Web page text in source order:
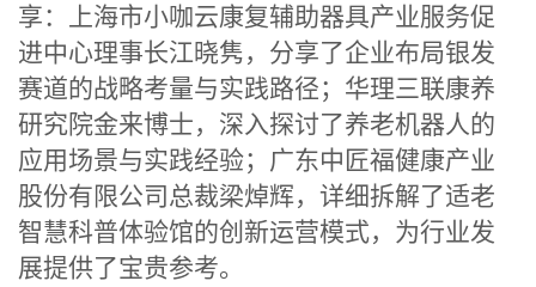
享：上海市小咖云康复辅助器具产业服务促
进中心理事长江晓隽，分享了企业布局银发
赛道的战略考量与实践路径；华理三联康养
研究院金来博士，深入探讨了养老机器人的
应用场景与实践经验；广东中匠福健康产业
股份有限公司总裁梁焯辉，详细拆解了适老
智慧科普体验馆的创新运营模式，为行业发
展提供了宝贵参考。